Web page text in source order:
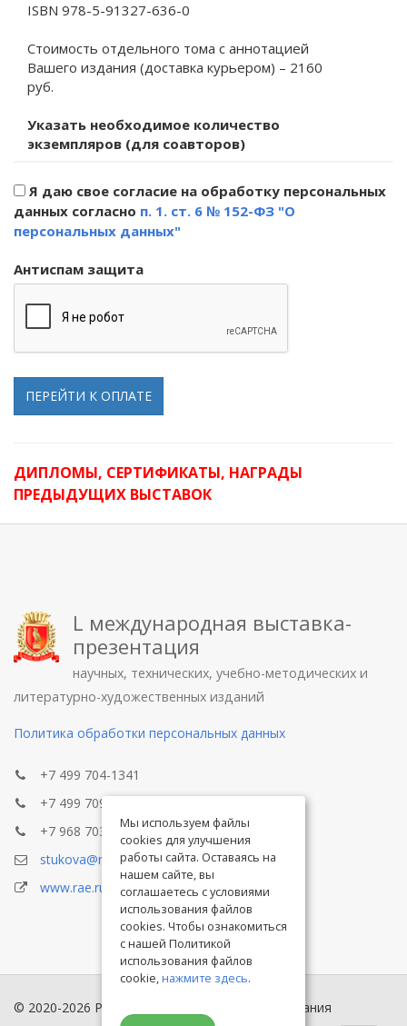
ISBN 978-5-91327-636-0
Стоимость отдельного тома с аннотацией
Вашего издания (доставка курьером) – 2160
руб.
Указать необходимое количество
экземпляров (для соавторов)
Я даю свое согласие на обработку персональных
данных согласно п. 1. ст. 6 № 152-ФЗ "О
персональных данных"
Антиспам защита
ПЕРЕЙТИ К ОПЛАТЕ
ДИПЛОМЫ, СЕРТИФИКАТЫ, НАГРАДЫ
ПРЕДЫДУЩИХ ВЫСТАВОК
L международная выставка-
презентация
научных, технических, учебно-методических и
литературно-художественных изданий
Политика обработки персональных данных
+7 499 704-1341
+7 499 709-8104
+7 968 703-8433
stukova@rae.ru
www.rae.ru
© 2020-2026 Российская академия естествознания
Мы используем файлы
cookies для улучшения
работы сайта. Оставаясь на
нашем сайте, вы
соглашаетесь с условиями
использования файлов
cookies. Чтобы ознакомиться
с нашей Политикой
использования файлов
cookie,нажмите здесь.